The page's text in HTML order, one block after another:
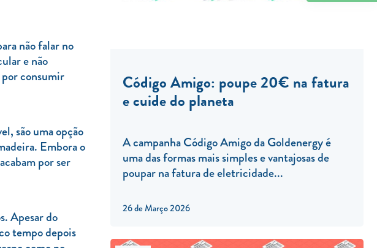
não falar no
e não
por consumir
são uma opção
Embora o
por ser
Apesar do
tempo depois
26 de Março 2026
Código Amigo: poupe 20€ na fatura
e cuide do planeta
A campanha Código Amigo da Goldenergy é
uma das formas mais simples e vantajosas de
poupar na fatura de eletricidade...